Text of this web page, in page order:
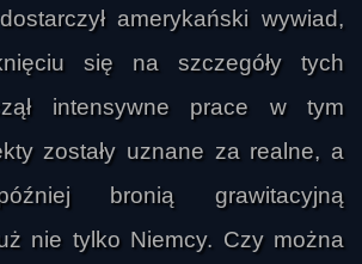
amerykański wywiad,
się na szczegóły tych
intensywne prace w tym
zostały uznane za realne, a
bronią grawitacyjną
nie tylko Niemcy. Czy można